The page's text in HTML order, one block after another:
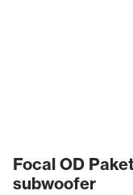
Focal OD
subwoofer